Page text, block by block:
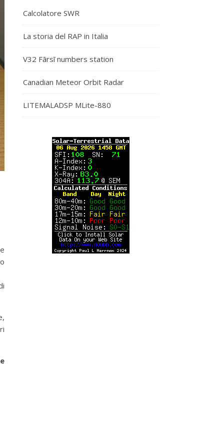
Calcolatore SWR
La storia del RAP in Italia
V32 Fārsī numbers station
Canadian Meteor Orbit Radar
LITEMALADSP MLite-880